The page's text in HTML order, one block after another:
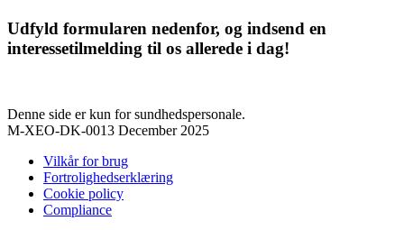
Udfyld formularen nedenfor, og indsend en
interessetilmelding til os allerede i dag!
Denne side er kun for sundhedspersonale.
M-XEO-DK-0013 December 2025
Vilkår for brug
Fortrolighedserklæring
Cookie policy
Compliance